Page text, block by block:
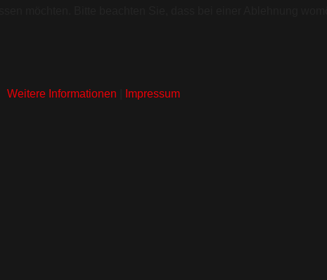
Weitere Informationen Impressum